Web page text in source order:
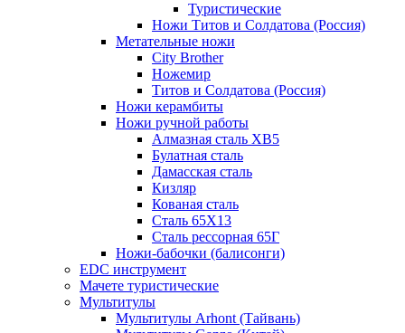
Туристические
Ножи Титов и Солдатова (Россия)
Метательные ножи
City Brother
Ножемир
Титов и Солдатова (Россия)
Ножи керамбиты
Ножи ручной работы
Алмазная сталь ХВ5
Булатная сталь
Дамасская сталь
Кизляр
Кованая сталь
Сталь 65Х13
Сталь рессорная 65Г
Ножи-бабочки (балисонги)
EDC инструмент
Мачете туристические
Мультитулы
Мультитулы Arhont (Тайвань)